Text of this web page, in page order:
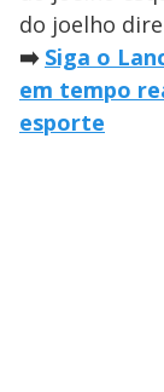
do joelho
➡️ Siga o
em tempo
esporte